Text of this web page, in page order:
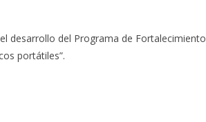
desarrollo del Programa de Fortalecimiento
portátiles”.